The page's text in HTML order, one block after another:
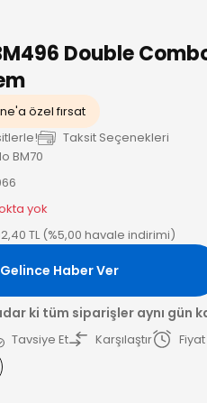
Double
özel fırsat
Taksit Seçenekleri
BM70
yok
TL (%5,00 havale indirimi)
Gelince Haber Ver
ki tüm siparişler aynı gün
Tavsiye Et Karşılaştır